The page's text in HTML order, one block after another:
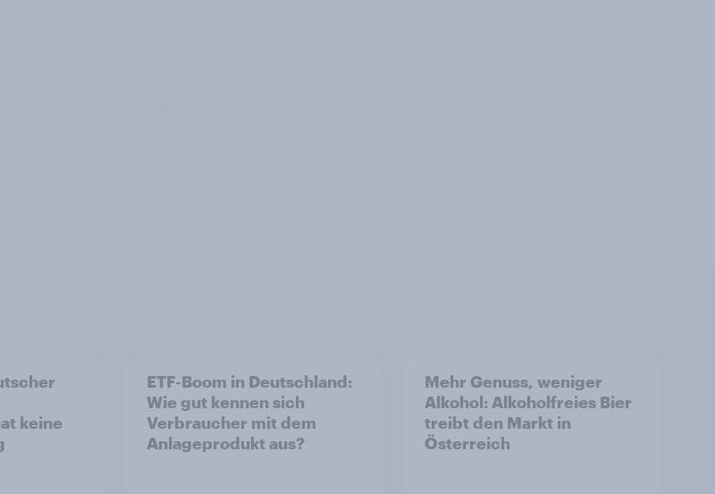
keine
ETF-Boom in Deutschland:
Wie gut kennen sich
Verbraucher mit dem
Anlageprodukt aus?
Mehr Genuss, weniger
Alkohol: Alkoholfreies Bier
treibt den Markt in
Österreich